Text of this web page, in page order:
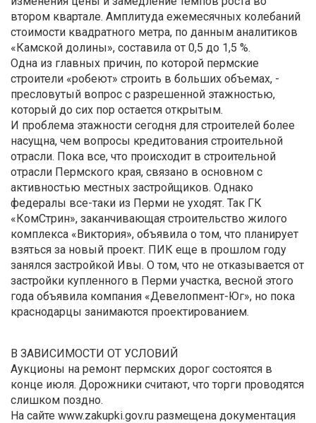
втором квартале. Амплитуда ежемесячных колебаний
стоимости квадратного метра, по данным аналитиков
«Камской долины», составила от 0,5 до 1,5 %.
Одна из главных причин, по которой пермские
строители «робеют» строить в больших объемах, -
пресловутый вопрос с разрешенной этажностью,
который до сих пор остается открытым.
И проблема этажности сегодня для строителей более
насущна, чем вопросы кредитования строительной
отрасли. Пока все, что происходит в строительной
отрасли Пермского края, связано в основном с
активностью местных застройщиков. Однако
федералы все-таки из Перми не уходят. Так ГК
«КомСтрин», заканчивающая строительство жилого
комплекса «Виктория», объявила о том, что планирует
взяться за новый проект. ПИК еще в прошлом году
занялся застройкой Ивы. О том, что не отказывается от
застройки купленного в Перми участка, весной этого
года объявила компания «Девелопмент-Юг», но пока
краснодарцы занимаются проектированием.
В ЗАВИСИМОСТИ ОТ УСЛОВИЙ
Аукционы на ремонт пермских дорог состоятся в
конце июля. Дорожники считают, что торги проводятся
слишком поздно.
На сайте www.zakupki.gov.ru размещена документация